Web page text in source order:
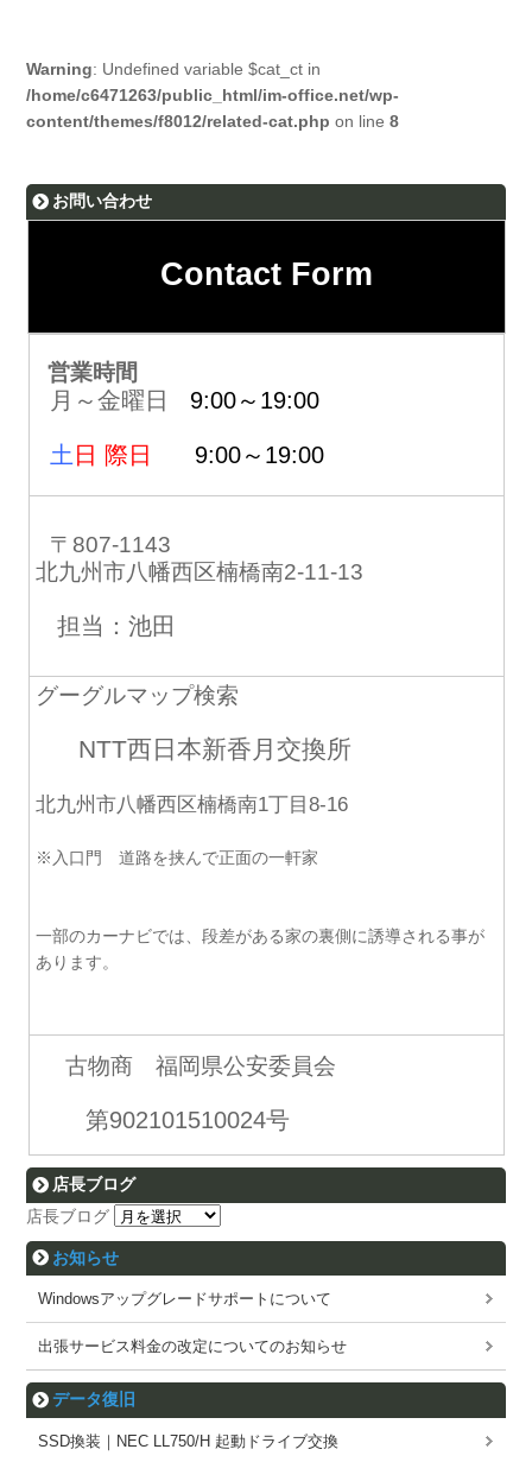
Warning: Undefined variable $cat_ct in
/home/c6471263/public_html/im-office.net/wp-
content/themes/f8012/related-cat.php on line8
お問い合わせ
Contact Form
営業時間
月～金曜日 9:00～19:00
土 日 際日 9:00～19:00
〒807-1143
北九州市八幡西区楠橋南2-11-13
担当：池田
グーグルマップ検索
NTT西日本新香月交換所
北九州市八幡西区楠橋南1丁目8-16
※入口門 道路を挟んで正面の一軒家
一部のカーナビでは、段差がある家の裏側に誘導される事が
あります。
古物商 福岡県公安委員会
第902101510024号
店長ブログ
店長ブログ
お知らせ
Windowsアップグレードサポートについて
出張サービス料金の改定についてのお知らせ
データ復旧
SSD換装｜NEC LL750/H 起動ドライブ交換